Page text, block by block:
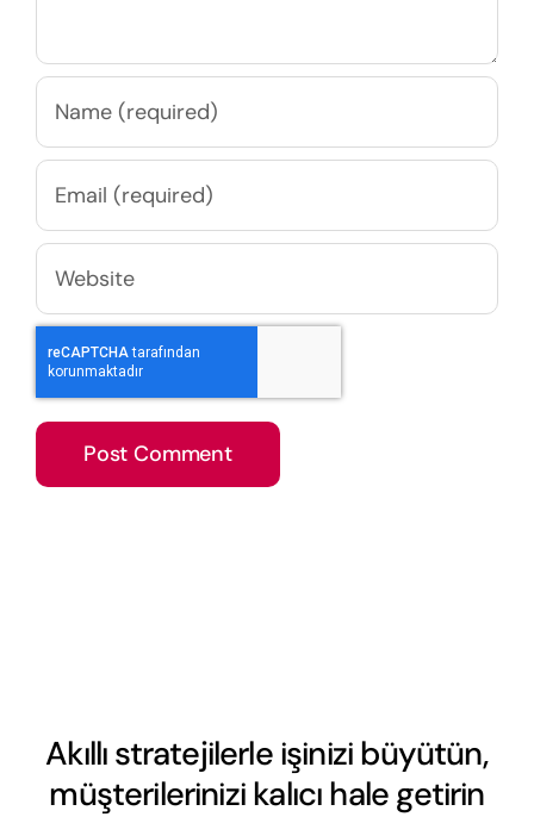
Akıllı stratejilerle işinizi büyütün,
müşterilerinizi kalıcı hale getirin